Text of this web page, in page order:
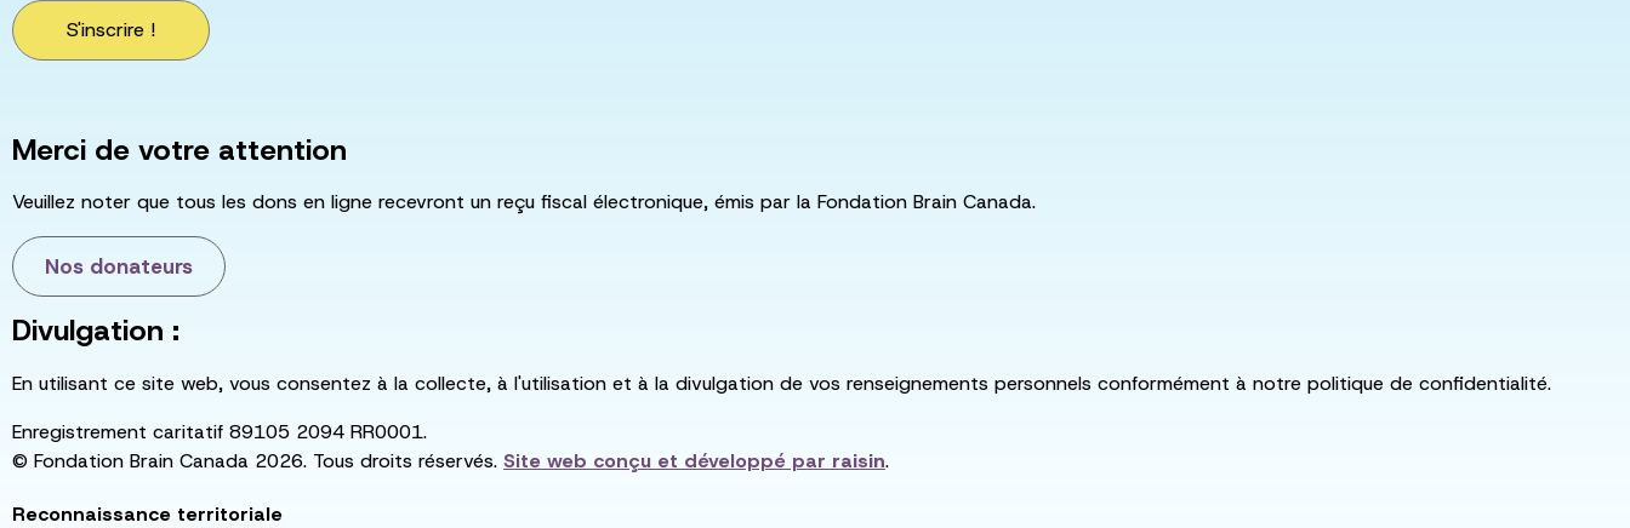
S'inscrire !
Merci de votre attention
Veuillez noter que tous les dons en ligne recevront un reçu fiscal électronique, émis par la Fondation Brain Canada.
Nos donateurs
Divulgation :
En utilisant ce site web, vous consentez à la collecte, à l'utilisation et à la divulgation de vos renseignements personnels conformément à notre politique de confidentialité.
Enregistrement caritatif 89105 2094 RR0001.
© Fondation Brain Canada 2026. Tous droits réservés. Site web conçu et développé par raisin.
Reconnaissance territoriale